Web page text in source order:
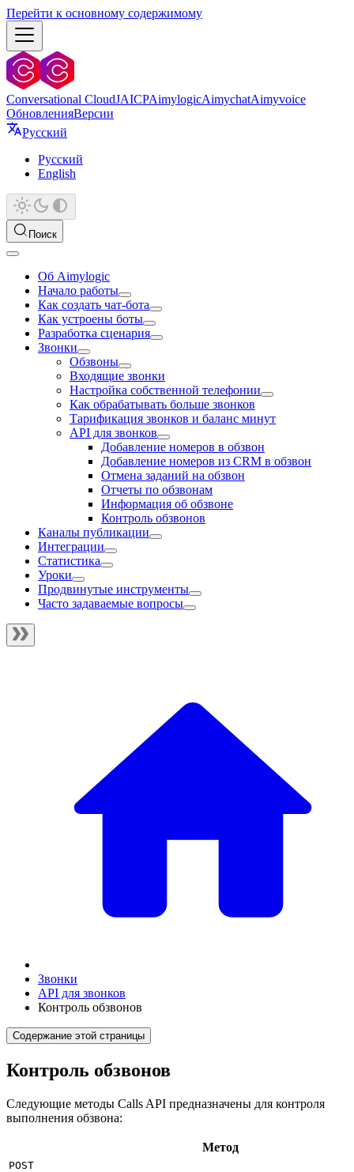
Перейти к основному содержимому
Conversational CloudJAICPAimylogicAimychatAimyvoice
ОбновленияВерсии
Русский
Русский
English
Поиск
Об Aimylogic
Начало работы
Как создать чат-бота
Как устроены боты
Разработка сценария
Звонки
Обзвоны
Входящие звонки
Настройка собственной телефонии
Как обрабатывать больше звонков
Тарификация звонков и баланс минут
API для звонков
Добавление номеров в обзвон
Добавление номеров из CRM в обзвон
Отмена заданий на обзвон
Отчеты по обзвонам
Информация об обзвоне
Контроль обзвонов
Каналы публикации
Интеграции
Статистика
Уроки
Продвинутые инструменты
Часто задаваемые вопросы
Звонки
API для звонков
Контроль обзвонов
Содержание этой страницы
Контроль обзвонов
Следующие методы Calls API предназначены для контроля
выполнения обзвона:
Метод
POST